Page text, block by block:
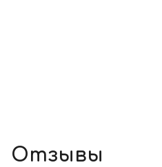
Отзывы